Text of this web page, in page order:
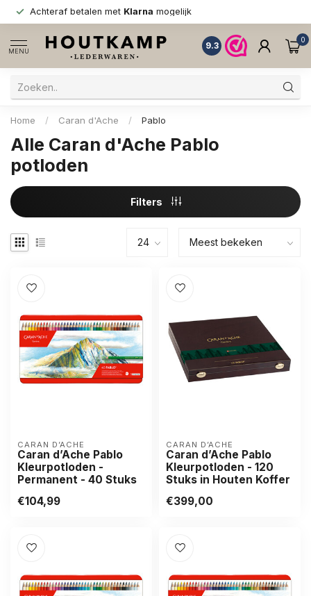
Achteraf betalen met Klarna mogelijk
MENU
9.3
0
Home / Caran d'Ache / Pablo
Alle Caran d'Ache Pablo
potloden
Filters
CARAN D’ACHE
Caran d’Ache Pablo
Kleurpotloden -
Permanent - 40 Stuks
€104,99
CARAN D’ACHE
Caran d’Ache Pablo
Kleurpotloden - 120
Stuks in Houten Koffer
€399,00